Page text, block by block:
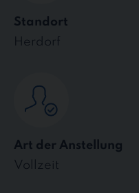
Standort
Herdorf
Art der Anstellung
Vollzeit